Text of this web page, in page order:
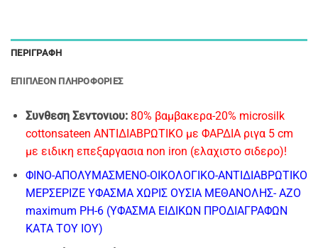
ΠΕΡΙΓΡΑΦΉ
ΕΠΙΠΛΈΟΝ ΠΛΗΡΟΦΟΡΊΕΣ
Συνθεση Σεντονιου: 80% βαμβακερα-20% microsilk
cottonsateen ΑΝΤΙΔΙΑΒΡΩΤΙΚΟ με ΦΑΡΔΙΑ ριγα 5 cm
με ειδικη επεξαργασια non iron (ελαχιστο σιδερο)!
ΦΙΝΟ-AΠΟΛΥΜΑΣΜΕΝΟ-ΟΙΚΟΛΟΓΙΚΟ-ΑΝΤΙΔΙΑΒΡΩΤΙΚΟ
ΜΕΡΣΕΡΙΖΕ ΥΦΑΣΜΑ ΧΩΡΙΣ ΟΥΣΙΑ ΜΕΘΑΝΟΛΗΣ- ΑΖΟ
maximum PH-6 (ΥΦΑΣΜΑ ΕΙΔΙΚΩΝ ΠΡΟΔΙΑΓΡΑΦΩΝ
ΚΑΤΑ ΤΟΥ ΙΟΥ)